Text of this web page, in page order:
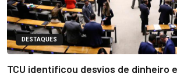
DESTAQUES
TCU identificou desvios de dinheiro